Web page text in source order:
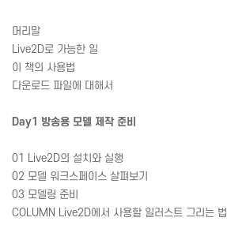
머리말
Live2D로 가능한 일
이 책의 사용법
다운로드 파일에 대해서
Day1 방송용 모델 제작 준비
01 Live2D의 설치와 실행
02 모델 워크스페이스 살펴보기
03 모델링 준비
COLUMN Live2D에서 사용할 일러스트 그리는 법